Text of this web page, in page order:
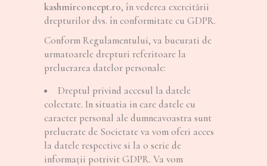
kashmirconcept.ro, în vederea exercitării
drepturilor dvs. în conformitate cu GDPR.
Conform Regulamentului, va bucurati de
urmatoarele drepturi referitoare la
prelucrarea datelor personale:
Dreptul privind accesul la datele
colectate. In situatia in care datele cu
caracter personal ale dumneavoastra sunt
prelucrate de Societate va vom oferi acces
la datele respective si la o serie de
informații potrivit GDPR. Va vom